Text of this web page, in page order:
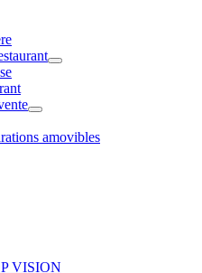
amovibles
VISION